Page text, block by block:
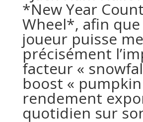
*New Year
Wheel*, afin
joueur puisse
précisément
facteur «
boost «
rendement
quotidien sur